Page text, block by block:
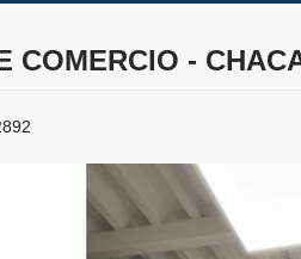
COMERCIO -